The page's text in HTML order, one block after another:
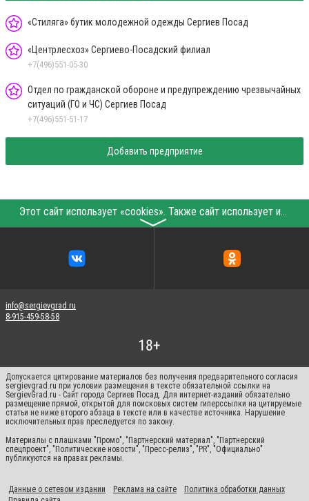
«Стиляга» бутик молодежной одежды Сергиев Посад
«Центрлесхоз» Сергиево-Посадский филиал
+7(496)551-05-30
Отдел по гражданской обороне и предупреждению чрезвычайных
ситуаций (ГО и ЧС) Сергиев Посад
+7(496)551-51-17
Добавить предприятие
Этот сайт использует «cookies». Также сайт использует интернет-сервис для сбора технических данных касательно посетителей с целью получения маркетинговой и статистической информации. Условия обработки данных посетителей сайта см.
〉
info@sergievgrad.ru
8-915-459-58-58
Допускается цитирование материалов без получения предварительного согласия
sergievgrad.ru при условии размещения в тексте обязательной ссылки на
SergievGrad.ru - Сайт города Сергиев Посад. Для интернет-изданий обязательно
размещение прямой, открытой для поисковых систем гиперссылки на цитируемые
статьи не ниже второго абзаца в тексте или в качестве источника. Нарушение
исключительных прав преследуется по закону.
Материалы с плашками "Промо", "Партнерский материал", "Партнерский
спецпроект", "Политические новости", "Пресс-релиз", "PR", "Официально"
публикуются на правах рекламы.
Данные о сетевом издании Реклама на сайте
Политика обработки данных